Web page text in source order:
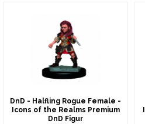
DnD - Halfling Rogue Female -
Icons of the Realms Premium
DnD Figur